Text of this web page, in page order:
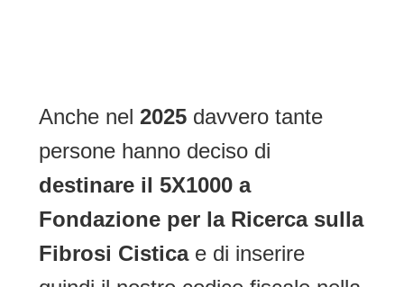
Anche nel 2025davvero tante
persone hanno deciso di
destinare il 5X1000 a
Fondazione per la Ricerca sulla
Fibrosi Cisticae di inserire